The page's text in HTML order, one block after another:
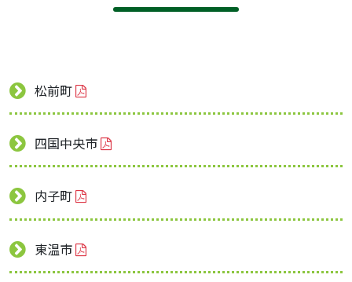
松前町
四国中央市
内子町
東温市